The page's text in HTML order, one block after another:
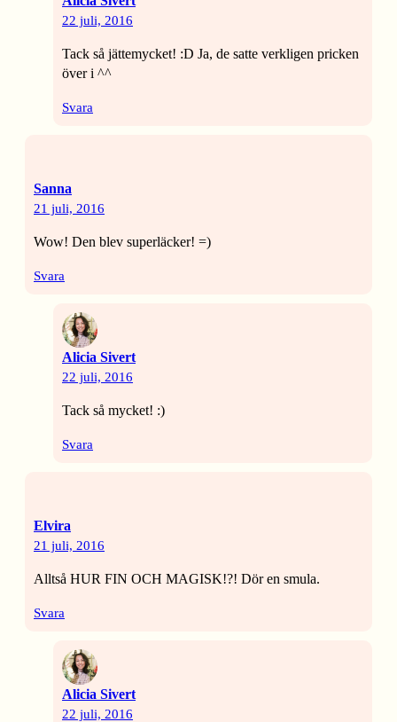
22 juli, 2016
Tack så jättemycket! :D Ja, de satte verkligen pricken
över i ^^
Svara
Sanna
21 juli, 2016
Wow! Den blev superläcker! =)
Svara
Alicia Sivert
22 juli, 2016
Tack så mycket! :)
Svara
Elvira
21 juli, 2016
Alltså HUR FIN OCH MAGISK!?! Dör en smula.
Svara
Alicia Sivert
22 juli, 2016